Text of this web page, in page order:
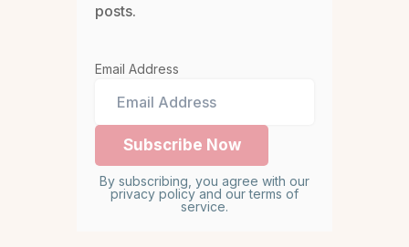
posts.
Email Address
By subscribing, you agree with our
privacy policy and our terms of
service.